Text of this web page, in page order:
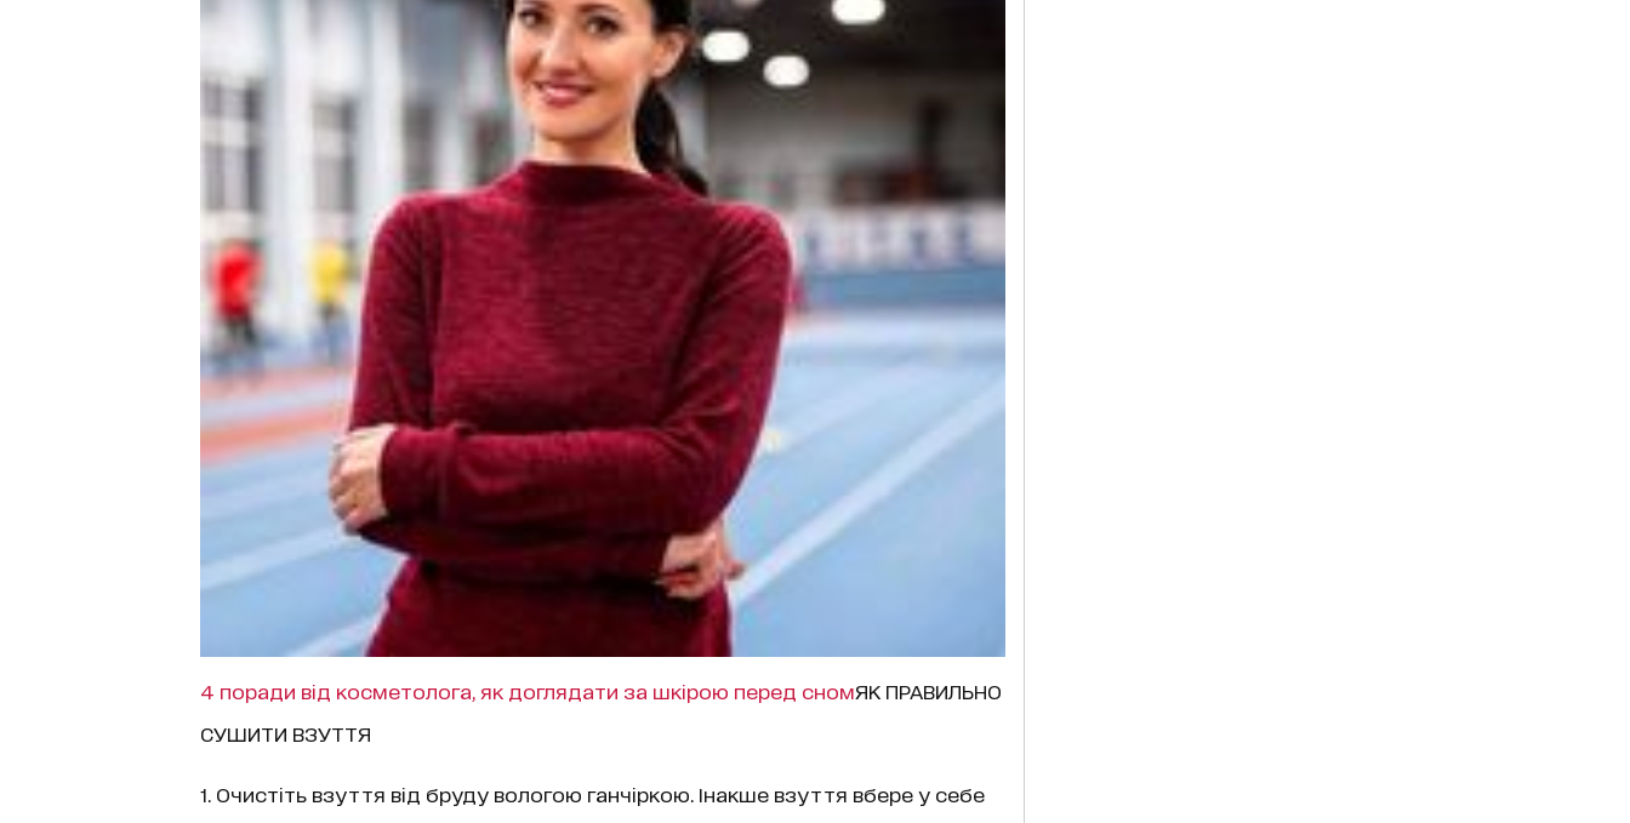
4 поради від косметолога, як доглядати за шкірою перед сномЯК ПРАВИЛЬНО
СУШИТИ ВЗУТТЯ
1. Очистіть взуття від бруду вологою ганчіркою. Інакше взуття вбере у себе